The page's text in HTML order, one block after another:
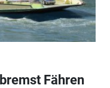
Fähren